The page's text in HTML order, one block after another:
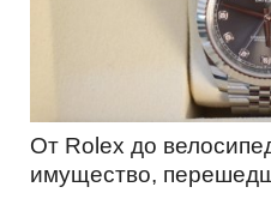
От Rolex до
имущество,